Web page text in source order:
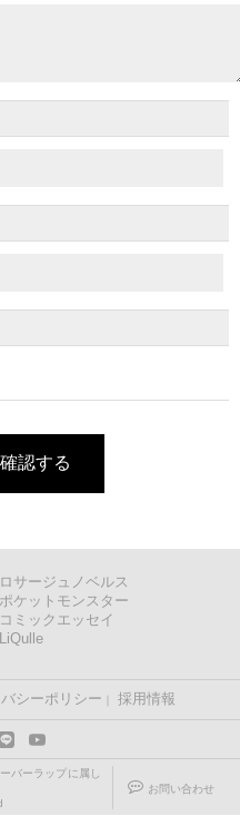
認する
ロサージュノベルス
ポケットモンスター
コミックエッセイ
LiQulle
シーポリシー 採用情報
バーラップに属し
お問い合わせ